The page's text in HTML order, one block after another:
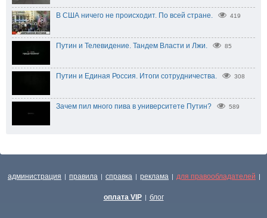
В США ничего не происходит. По всей стране. 419
Путин и Телевидение. Тандем Власти и Лжи. 85
Путин и Единая Россия. Итоги сотрудничества. 308
Зачем пил много пива в университете Путин? 589
администрация | правила | справка | реклама | для правообладателей |
оплата VIP | блог